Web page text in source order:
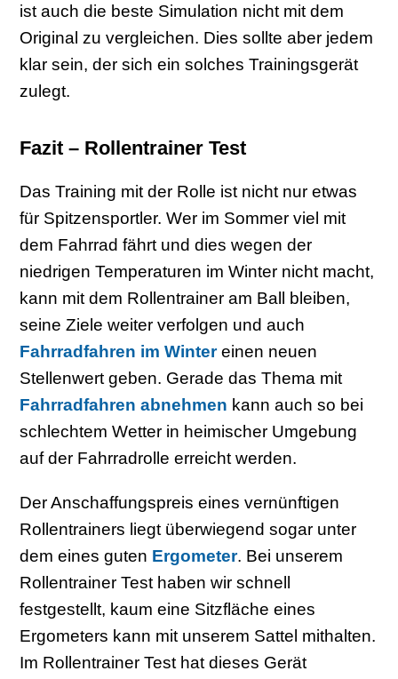
ist auch die beste Simulation nicht mit dem
Original zu vergleichen. Dies sollte aber jedem
klar sein, der sich ein solches Trainingsgerät
zulegt.
Fazit – Rollentrainer Test
Das Training mit der Rolle ist nicht nur etwas
für Spitzensportler. Wer im Sommer viel mit
dem Fahrrad fährt und dies wegen der
niedrigen Temperaturen im Winter nicht macht,
kann mit dem Rollentrainer am Ball bleiben,
seine Ziele weiter verfolgen und auch
Fahrradfahren im Wintereinen neuen
Stellenwert geben. Gerade das Thema mit
Fahrradfahren abnehmen kann auch so bei
schlechtem Wetter in heimischer Umgebung
auf der Fahrradrolle erreicht werden.
Der Anschaffungspreis eines vernünftigen
Rollentrainers liegt überwiegend sogar unter
dem eines guten Ergometer. Bei unserem
Rollentrainer Test haben wir schnell
festgestellt, kaum eine Sitzfläche eines
Ergometers kann mit unserem Sattel mithalten.
Im Rollentrainer Test hat dieses Gerät